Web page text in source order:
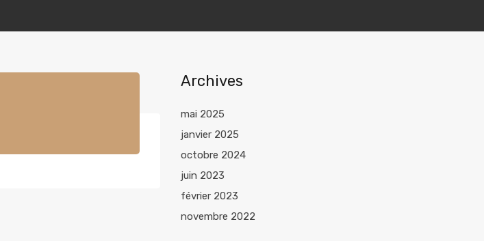
Archives
mai 2025
janvier 2025
octobre 2024
juin 2023
février 2023
novembre 2022